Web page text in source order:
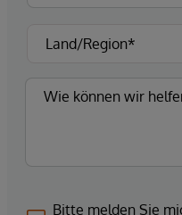
Bitte melden Sie